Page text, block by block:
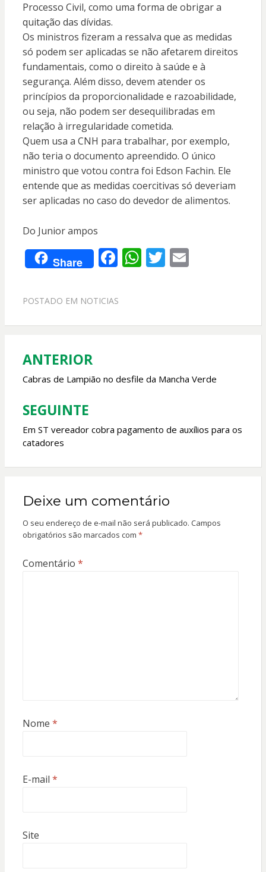
Processo Civil, como uma forma de obrigar a
quitação das dívidas.
Os ministros fizeram a ressalva que as medidas
só podem ser aplicadas se não afetarem direitos
fundamentais, como o direito à saúde e à
segurança. Além disso, devem atender os
princípios da proporcionalidade e razoabilidade,
ou seja, não podem ser desequilibradas em
relação à irregularidade cometida.
Quem usa a CNH para trabalhar, por exemplo,
não teria o documento apreendido. O único
ministro que votou contra foi Edson Fachin. Ele
entende que as medidas coercitivas só deveriam
ser aplicadas no caso do devedor de alimentos.
Do Junior ampos
Share F
e
o
k
W
A
p
T E
POSTADO EM NOTICIAS
Navegação
de
Post
ANTERIOR
Cabras de Lampião no desfile da Mancha Verde
SEGUINTE
Em ST vereador cobra pagamento de auxílios para os
catadores
Deixe um comentário
O seu endereço de e-mail não será publicado. Campos
obrigatórios são marcados com *
Comentário *
Nome *
E-mail *
Site